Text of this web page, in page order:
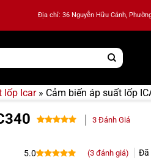
Địa chỉ: 36 Nguyễn Hữu Cảnh,
lốp Icar» Cảm biến áp suất lốp
đánh giá
3Đánh Giá
5.0
(3đánh giá) Đã